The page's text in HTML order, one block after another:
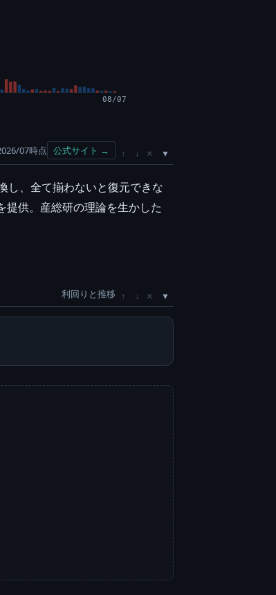
08/07
07時点 公式サイト → ↑ ↓ ×
し、全て揃わないと復元できな
提供。産総研の理論を生かした
利回りと推移 ↑ ↓ ×